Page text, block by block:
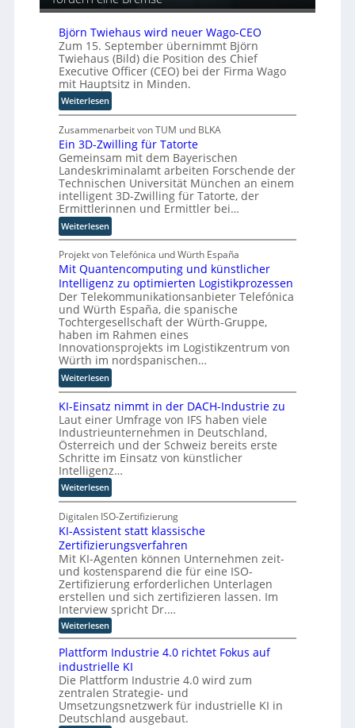
y
A
u
s
b
a
u
i
s
c
h
e
n
R
o
u
t
e
r
-
H
e
r
s
t
e
l
l
e
r
n
u
t
o
m
a
t
i
s
i
e
r
u
n
g
s
l
ö
s
u
n
g
e
n
Björn Twiehaus wird neuer Wago-CEO
Zum 15. September übernimmt Björn
Twiehaus (Bild) die Position des Chief
Executive Officer (CEO) bei der Firma Wago
mit Hauptsitz in Minden.
Weiterlesen:
B
j
ö
r
n
T
w
i
e
h
a
u
s
w
i
r
d
n
e
u
r
W
a
g
o
-
C
E
O
Zusammenarbeit von TUM und BLKA
Ein 3D-Zwilling für Tatorte
Gemeinsam mit dem Bayerischen
Landeskriminalamt arbeiten Forschende der
Technischen Universität München an einem
intelligent 3D-Zwilling für Tatorte, der
Ermittlerinnen und Ermittler bei…
Weiterlesen:
E
i
n
3
D
-
Z
w
i
l
l
i
n
g
f
ü
r
T
a
t
r
t
e
Projekt von Telefónica und Würth España
Mit Quantencomputing und künstlicher
Intelligenz zu optimierten Logistikprozessen
Der Telekommunikationsanbieter Telefónica
und Würth España, die spanische
Tochtergesellschaft der Würth-Gruppe,
haben im Rahmen eines
Innovationsprojekts im Logistikzentrum von
Würth im nordspanischen…
Weiterlesen:
M
i
t
Q
u
a
n
t
e
n
c
o
m
p
u
t
i
n
g
u
n
d
k
ü
KI-Einsatz nimmt in der DACH-Industrie zu
Laut einer Umfrage von IFS haben viele
Industrieunternehmen in Deutschland,
Österreich und der Schweiz bereits erste
Schritte im Einsatz von künstlicher
Intelligenz…
Weiterlesen:
K
I
-
E
i
n
s
a
t
z
m
m
t
i
Digitalen ISO-Zertifizierung
KI-Assistent statt klassische
Zertifizierungsverfahren
Mit KI-Agenten können Unternehmen zeit-
und kostensparend die für eine ISO-
Zertifizierung erforderlichen Unterlagen
erstellen und sich zertifizieren lassen. Im
Interview spricht Dr.…
Weiterlesen:
K
-
A
s
i
s
t
Plattform Industrie 4.0 richtet Fokus auf
industrielle KI
Die Plattform Industrie 4.0 wird zum
zentralen Strategie- und
Umsetzungsnetzwerk für industrielle KI in
Deutschland ausgebaut.